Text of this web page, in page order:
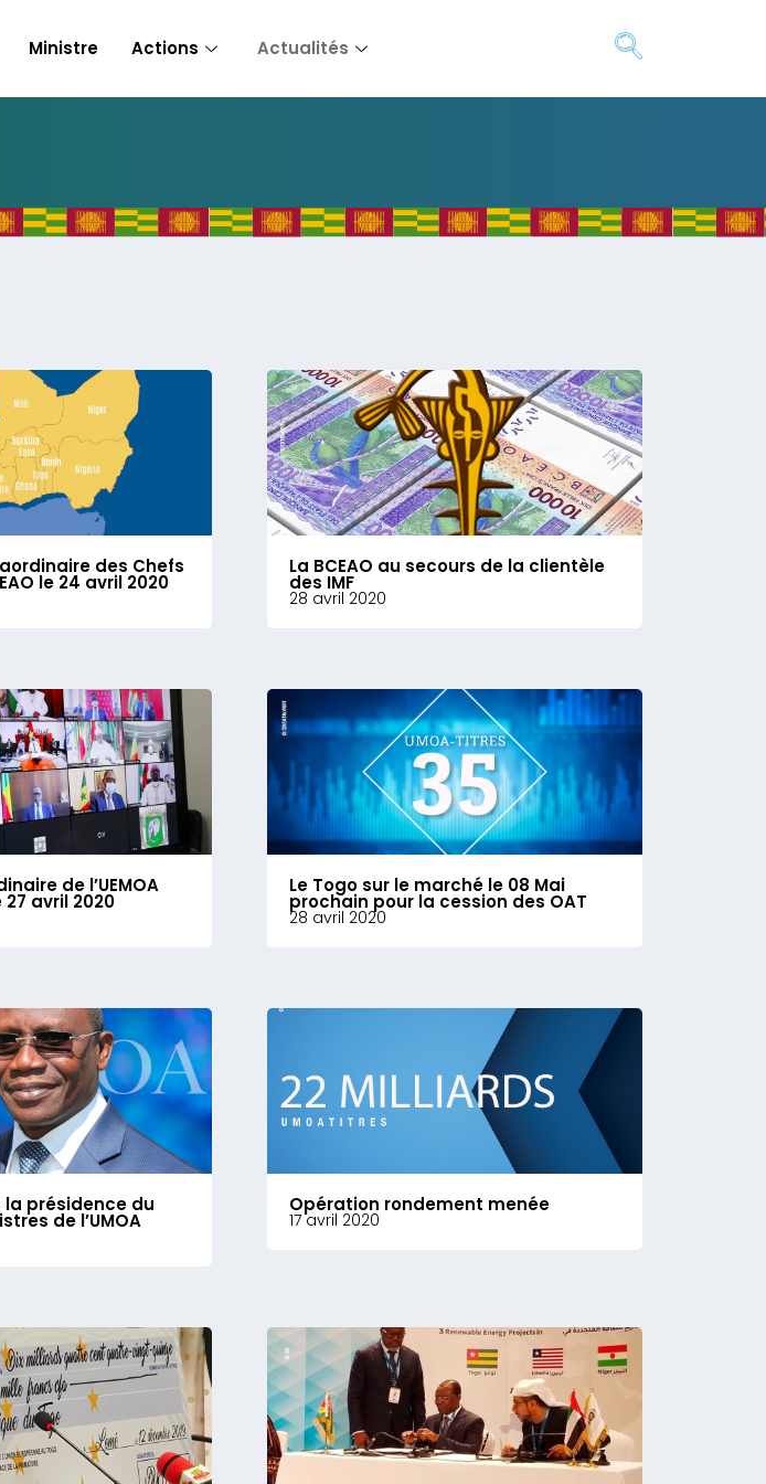
Ministre Actions Actualités
des Chefs
le 24 avril 2020
La BCEAO au secours de la clientèle
des IMF
28 avril 2020
de l’UEMOA
avril 2020
Le Togo sur le marché le 08 Mai
prochain pour la cession des OAT
28 avril 2020
la présidence du
de l’UMOA
Opération rondement menée
17 avril 2020